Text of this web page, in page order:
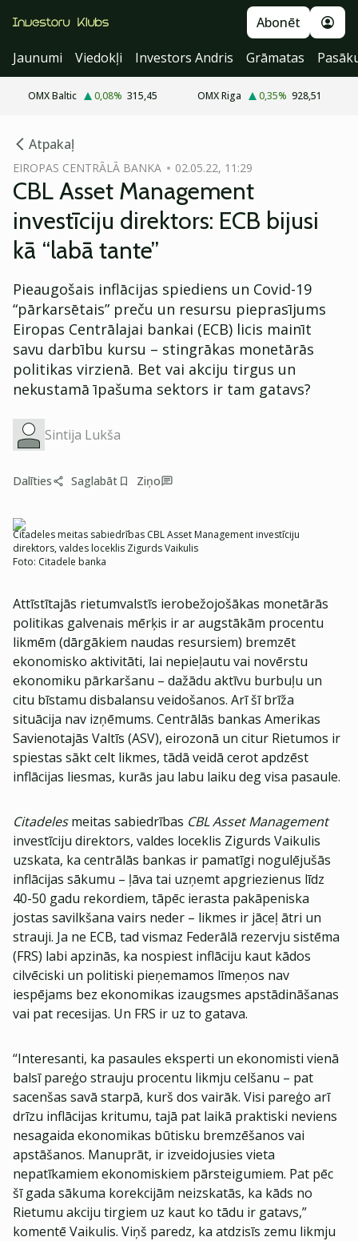
Abonēt
Jaunumi
Viedokļi Investors Andris Grāmatas
OMX Baltic 0,08% 315,45 OMX Riga 0,35% 928,51
Atpakaļ
EIROPAS CENTRĀLĀ BANKA 02.05.22, 11:29
CBL Asset Management
investīciju direktors: ECB bijusi
kā “labā tante”
Pieaugošais inflācijas spiediens un Covid-19
“pārkarsētais” preču un resursu pieprasījums
Eiropas Centrālajai bankai (ECB) licis mainīt
savu darbību kursu – stingrākas monetārās
politikas virzienā. Bet vai akciju tirgus un
nekustamā īpašuma sektors ir tam gatavs?
Sintija Lukša
Dalīties Saglabāt Ziņo
Citadeles meitas sabiedrības CBL Asset Management investīciju
direktors, valdes loceklis Zigurds Vaikulis
Foto: Citadele banka
Attīstītajās rietumvalstīs ierobežojošākas monetārās
politikas galvenais mērķis ir ar augstākām procentu
likmēm (dārgākiem naudas resursiem) bremzēt
ekonomisko aktivitāti, lai nepieļautu vai novērstu
ekonomiku pārkaršanu – dažādu aktīvu burbuļu un
citu bīstamu disbalansu veidošanos. Arī šī brīža
situācija nav izņēmums. Centrālās bankas Amerikas
Savienotajās Valtīs (ASV), eirozonā un citur Rietumos ir
spiestas sākt celt likmes, tādā veidā cerot apdzēst
inflācijas liesmas, kurās jau labu laiku deg visa pasaule.
Citadelesmeitas sabiedrības CBL Asset Management
investīciju direktors, valdes loceklis Zigurds Vaikulis
uzskata, ka centrālās bankas ir pamatīgi nogulējušās
inflācijas sākumu – ļāva tai uzņemt apgriezienus līdz
40-50 gadu rekordiem, tāpēc ierasta pakāpeniska
jostas savilkšana vairs neder – likmes ir jāceļ ātri un
strauji. Ja ne ECB, tad vismaz Federālā rezervju sistēma
(FRS) labi apzinās, ka nospiest inflāciju kaut kādos
cilvēciski un politiski pieņemamos līmeņos nav
iespējams bez ekonomikas izaugsmes apstādināšanas
vai pat recesijas. Un FRS ir uz to gatava.
“Interesanti, ka pasaules eksperti un ekonomisti vienā
balsī pareģo strauju procentu likmju celšanu – pat
sacenšas savā starpā, kurš dos vairāk. Visi pareģo arī
drīzu inflācijas kritumu, tajā pat laikā praktiski neviens
nesagaida ekonomikas būtisku bremzēšanos vai
apstāšanos. Manuprāt, ir izveidojusies vieta
nepatīkamiem ekonomiskiem pārsteigumiem. Pat pēc
šī gada sākuma korekcijām neizskatās, ka kāds no
Rietumu akciju tirgiem uz kaut ko tādu ir gatavs,”
komentē Vaikulis. Viņš paredz, ka atdzisīs zemu likmju